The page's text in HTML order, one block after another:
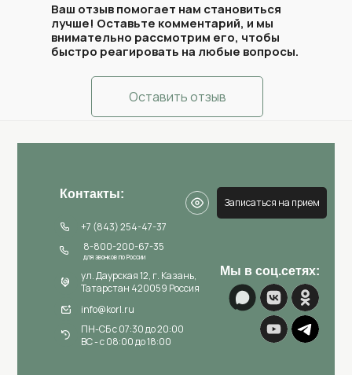
Оставить отзыв
Ваш отзыв помогает нам становиться
лучше! Оставьте комментарий, и мы
внимательно рассмотрим его, чтобы
быстро реагировать на любые вопросы.
Записаться на прием
Мы в соц.сетях:
Контакты:
ул. Даурская 12, г. Казань,
Татарстан 420059 Россия
ПН-СБ с 07:30 до 20:00
ВС - с 08:00 до 18:00
+7 (843) 254-47-37
info@korl.ru
для звонков по России
8-800-200-67-35